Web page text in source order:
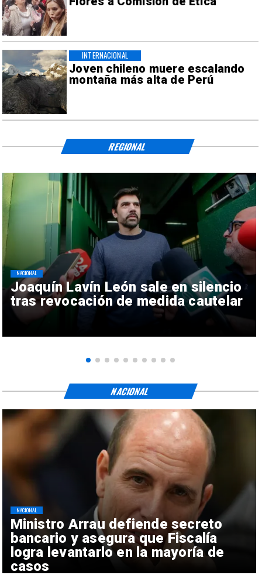
Joven chileno muere escalando
montaña más alta de Perú
INTERNACIONAL
Joaquín Lavín León sale en silencio
tras revocación de medida cautelar
NACIONAL
REGIONAL
Ministro Arrau defiende secreto
bancario y asegura que Fiscalía
logra levantarlo en la mayoría de
casos
NACIONAL
NACIONAL